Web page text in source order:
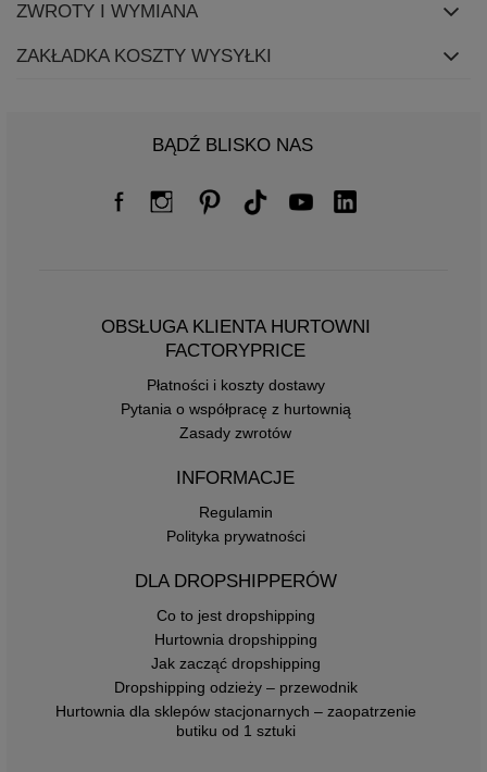
ZWROTY I WYMIANA
ZAKŁADKA KOSZTY WYSYŁKI
BĄDŹ BLISKO NAS
OBSŁUGA KLIENTA HURTOWNI
FACTORYPRICE
Płatności i koszty dostawy
Pytania o współpracę z hurtownią
Zasady zwrotów
INFORMACJE
Regulamin
Polityka prywatności
DLA DROPSHIPPERÓW
Co to jest dropshipping
Hurtownia dropshipping
Jak zacząć dropshipping
Dropshipping odzieży – przewodnik
Hurtownia dla sklepów stacjonarnych – zaopatrzenie
butiku od 1 sztuki